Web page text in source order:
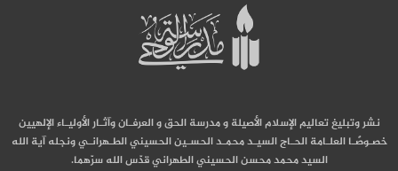
نشر وتبليغ تعاليم الإسلام الأصيلة و مدرسة الحق و العرفـان وآثـار الأوليـاء الإلهيين
خصـوصًـا العلـامة الحـاج السيـد محمـد الحسـين الحسيني الطـهرانـي ونجله آية الله
السيد محمد محسن الحسيني الطهراني قدّس الله سرّهما.